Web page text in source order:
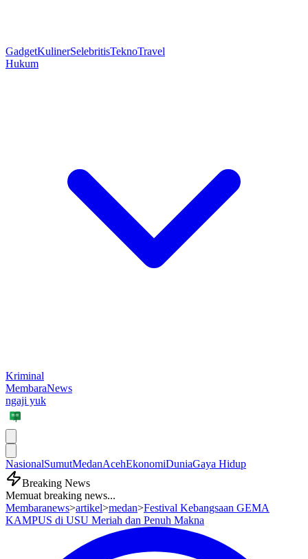
GadgetKulinerSelebritisTeknoTravel
Hukum
Kriminal
MembaraNews
ngaji yuk
NasionalSumutMedanAcehEkonomiDuniaGaya Hidup
Breaking News
Memuat breaking news...
Membaranews>artikel>medan>Festival Kebangsaan GEMA
KAMPUS di USU Meriah dan Penuh Makna